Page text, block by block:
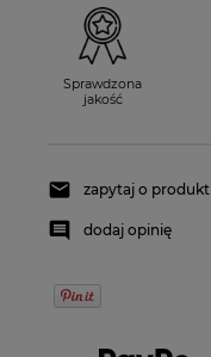
Sprawdzona
jakość
zapytaj o produkt
dodaj opinię